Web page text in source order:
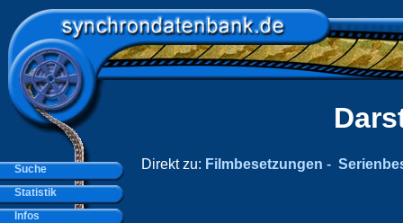
Direkt zu: Filmbesetzungen -
Suche
Statistik
Infos